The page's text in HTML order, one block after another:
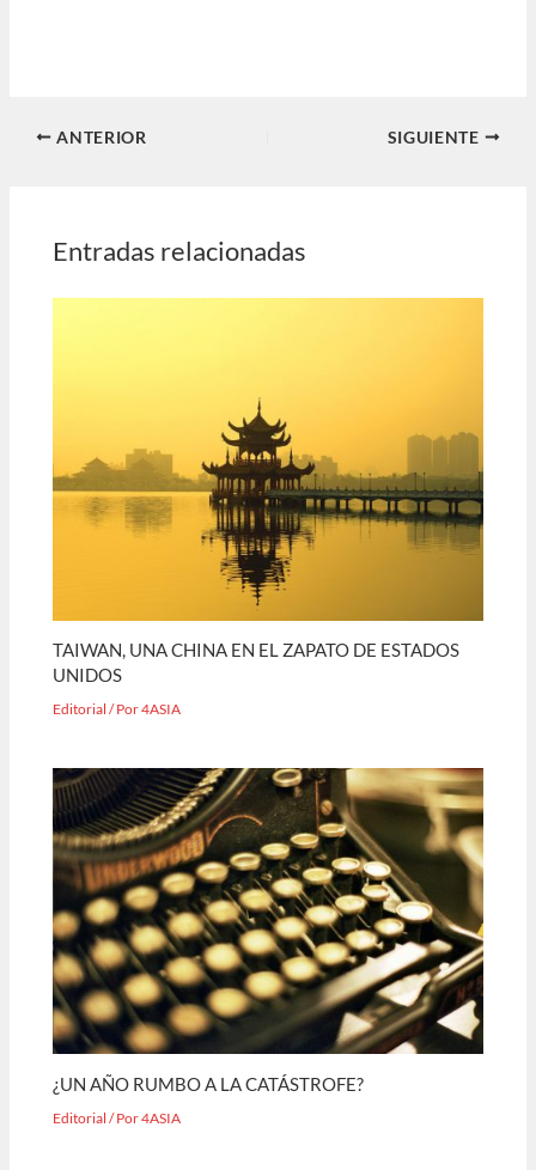
ANTERIOR SIGUIENTE
Entradas relacionadas
TAIWAN, UNA CHINA EN EL ZAPATO DE ESTADOS
UNIDOS
Editorial / Por4ASIA
¿UN AÑO RUMBO A LA CATÁSTROFE?
Editorial / Por4ASIA